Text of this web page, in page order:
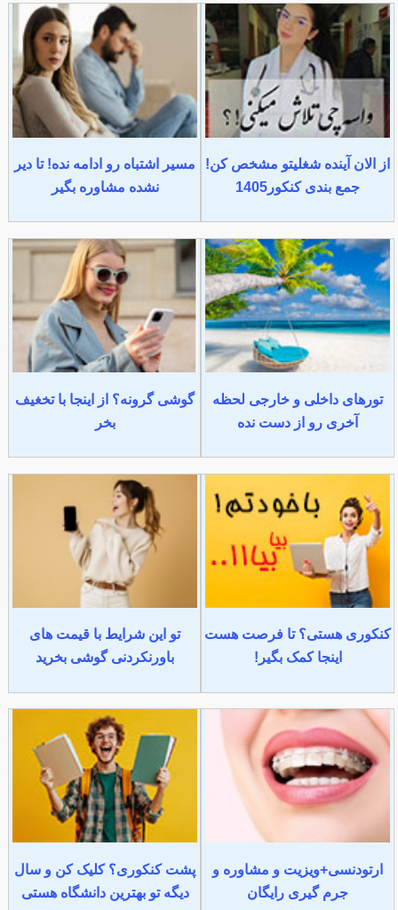
از الان آینده شغلیتو مشخص کن!
جمع بندی کنکور1405
مسیر اشتباه رو ادامه نده! تا دیر
نشده مشاوره بگیر
تورهای داخلی و خارجی لحظه
آخری رو از دست نده
گوشی گرونه؟ از اینجا با تخغیف
بخر
کنکوری هستی؟ تا فرصت هست
اینجا کمک بگیر!
تو این شرایط با قیمت های
باورنکردنی گوشی بخرید
ارتودنسی+ویزیت و مشاوره و
جرم گیری رایگان
پشت کنکوری؟ کلیک کن و سال
دیگه تو بهترین دانشگاه هستی